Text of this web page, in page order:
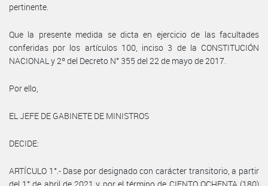
pertinente.
Que la presente medida se dicta en ejercicio de las facultades
conferidas por los artículos 100, inciso 3 de la CONSTITUCIÓN
NACIONAL y 2º del Decreto N° 355 del 22 de mayo de 2017.
Por ello,
EL JEFE DE GABINETE DE MINISTROS
DECIDE:
ARTÍCULO 1°.- Dase por designado con carácter transitorio, a partir
del 1° de abril de 2021 y por el término de CIENTO OCHENTA (180)